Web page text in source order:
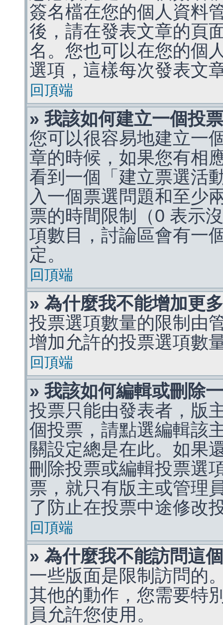
簽名檔在您的個人資料
後，請在發表文章的頁
名。您也可以在您的個
選項，這樣每次發表文
回頂端
» 我該如何建立一個投
您可以很容易地建立一
章的時候，如果您有相
看到一個「建立票選活
入一個票選問題和至少
票的時間限制（0 表示
項數目，討論區會有一
定。
回頂端
» 為什麼我不能增加更
投票選項數量的限制由
增加允許的投票選項數
回頂端
» 我該如何編輯或刪除
投票只能由發表者，版
個投票，請點選編輯該
關設定總是在此。如果
刪除投票或編輯投票選
票，就只有版主或管理
了防止在投票中途修改
回頂端
» 為什麼我不能訪問這
一些版面是限制訪問的
其他的動作，您需要特
員允許您使用。